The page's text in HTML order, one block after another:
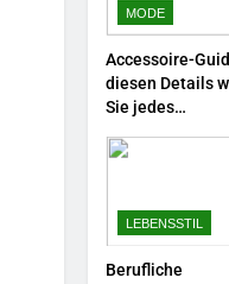
3
MODE
Accessoire-
diesen Details
Sie jedes
LEBENSSTIL
Berufliche